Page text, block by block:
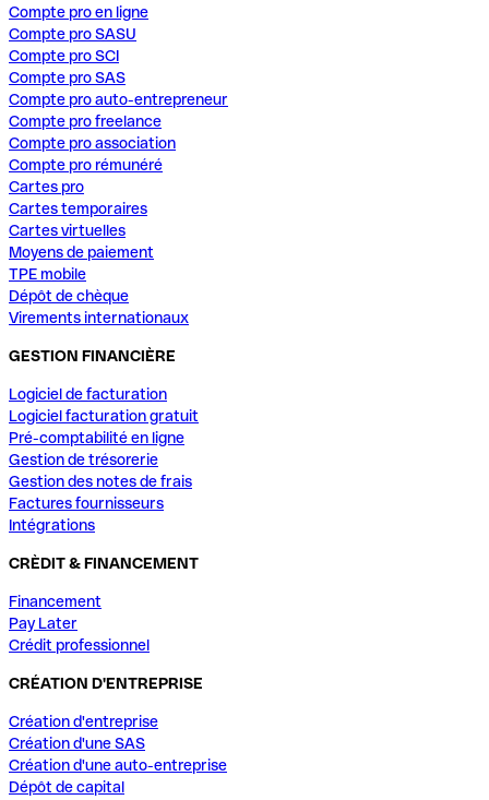
Compte pro en ligne
Compte pro SASU
Compte pro SCI
Compte pro SAS
Compte pro auto-entrepreneur
Compte pro freelance
Compte pro association
Compte pro rémunéré
Cartes pro
Cartes temporaires
Cartes virtuelles
Moyens de paiement
TPE mobile
Dépôt de chèque
Virements internationaux
GESTION FINANCIÈRE
Logiciel de facturation
Logiciel facturation gratuit
Pré-comptabilité en ligne
Gestion de trésorerie
Gestion des notes de frais
Factures fournisseurs
Intégrations
CRÈDIT & FINANCEMENT
Financement
Pay Later
Crédit professionnel
CRÉATION D'ENTREPRISE
Création d'entreprise
Création d'une SAS
Création d'une auto-entreprise
Dépôt de capital